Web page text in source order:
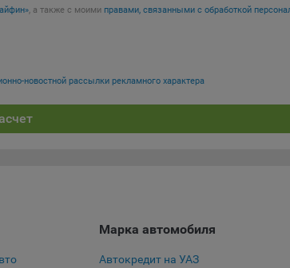
позволяют определять предпочтения пользователей
Льва Толстого, д. 16, 119021.Политика
Яндекс.
сервис веб-аналитики, предоставляемый компанией
- сервис позволяет показывать рекламу на
, а также с моими правами, связанными с обработкой
новостной рассылки рекламного характера
Марка автомобиля
Автокредит на УАЗ